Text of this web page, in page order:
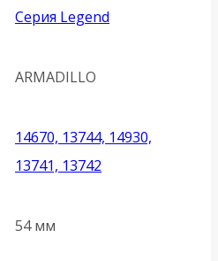
Серия Legend
ARMADILLO
14670, 13744, 14930,
13741, 13742
54 мм